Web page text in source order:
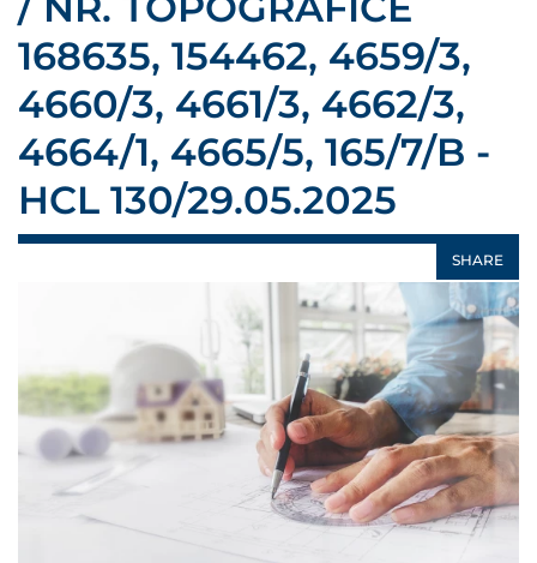
168635, 154462, 4659/3,
4660/3, 4661/3, 4662/3,
4664/1, 4665/5, 165/7/B -
HCL 130/29.05.2025
SHARE